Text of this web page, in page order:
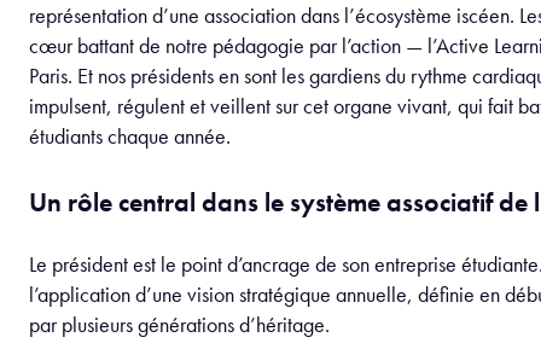
représentation d’une association dans l’écosystème iscéen.
cœur battant de notre pédagogie par l’action — l’Active
Paris. Et nos présidents en sont les gardiens du rythme
impulsent, régulent et veillent sur cet organe vivant, qui fait
étudiants chaque année.
Un rôle central dans le système associatif de
Le président est le point d’ancrage de son entreprise
l’application d’une vision stratégique annuelle, définie en
par plusieurs générations d’héritage.